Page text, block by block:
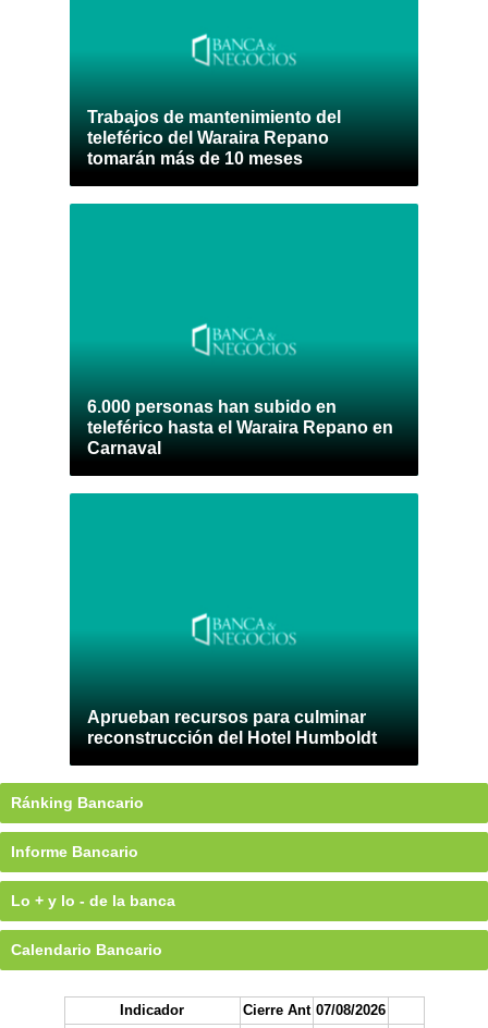
Trabajos de mantenimiento del
teleférico del Waraira Repano
tomarán más de 10 meses
6.000 personas han subido en
teleférico hasta el Waraira Repano en
Carnaval
Aprueban recursos para culminar
reconstrucción del Hotel Humboldt
Ránking Bancario
Informe Bancario
Lo + y lo - de la banca
Calendario Bancario
Indicador Cierre Ant 07/08/2026